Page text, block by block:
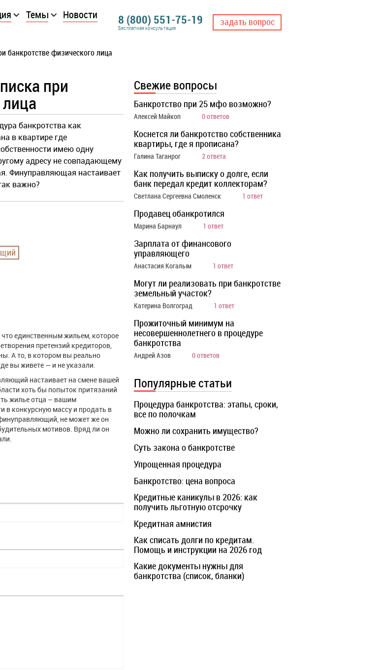
Темы Новости 8 (800) 551-75-19
Бесплатная консультация
задать вопрос
банкротстве физического лица
при
банкротства как
в квартире где
имею одну
адресу не совпадающему
Финуправляющая настаивает
важно?
единственным жильем, которое
претензий кредиторов,
А то, в котором вы реально
вы живете — и не указали.
настаивает на смене вашей
хоть бы попыток притязаний
жилье отца – вашим
в конкурсную массу и продать в
не может же он
мотивов. Вряд ли он
Свежие вопросы
Банкротство при 25 мфо возможно?
Алексей Майкоп 0 ответов
Коснется ли банкротство собственника
квартиры, где я прописана?
Галина Таганрог 2 ответа
Как получить выписку о долге, если
банк передал кредит коллекторам?
Светлана Сергеевна Смоленск 1 ответ
Продавец обанкротился
Марина Барнаул 1 ответ
Зарплата от финансового
управляющего
Анастасия Когалым 1 ответ
Могут ли реализовать при банкротстве
земельный участок?
Катерина Волгоград 1 ответ
Прожиточный минимум на
несовершеннолетнего в процедуре
банкротства
Андрей Азов 0 ответов
Популярные статьи
Процедура банкротства: этапы, сроки,
все по полочкам
Можно ли сохранить имущество?
Суть закона о банкротстве
Упрощенная процедура
Банкротство: цена вопроса
Кредитные каникулы в 2026: как
получить льготную отсрочку
Кредитная амнистия
Как списать долги по кредитам.
Помощь и инструкции на 2026 год
Какие документы нужны для
банкротства (список, бланки)